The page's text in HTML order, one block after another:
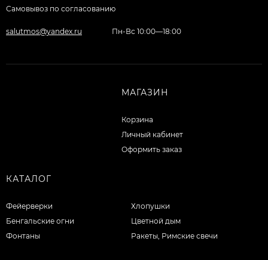
Самовывоз по согласованию
salutmos@yandex.ru Пн-Вс 10:00—18:00
МАГАЗИН
Корзина
Личный кабинет
Оформить заказ
КАТАЛОГ
Фейерверки
Бенгальские огни
Фонтаны
Хлопушки
Цветной дым
Ракеты, Римские свечи